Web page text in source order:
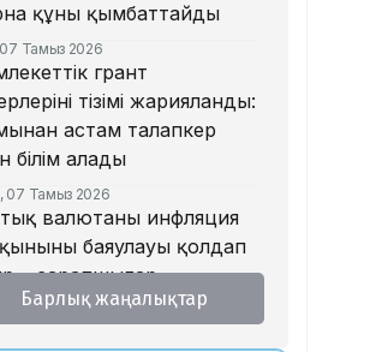
құны қымбаттайды
07 Тамыз 2026
грант
тізімі жарияланды:
астам талапкер
білім алады
07 Тамыз 2026
валютаны инфляция
баяулауы қолдап
– сарапшылар
07 Тамыз 2026
Барлық жаңалықтар